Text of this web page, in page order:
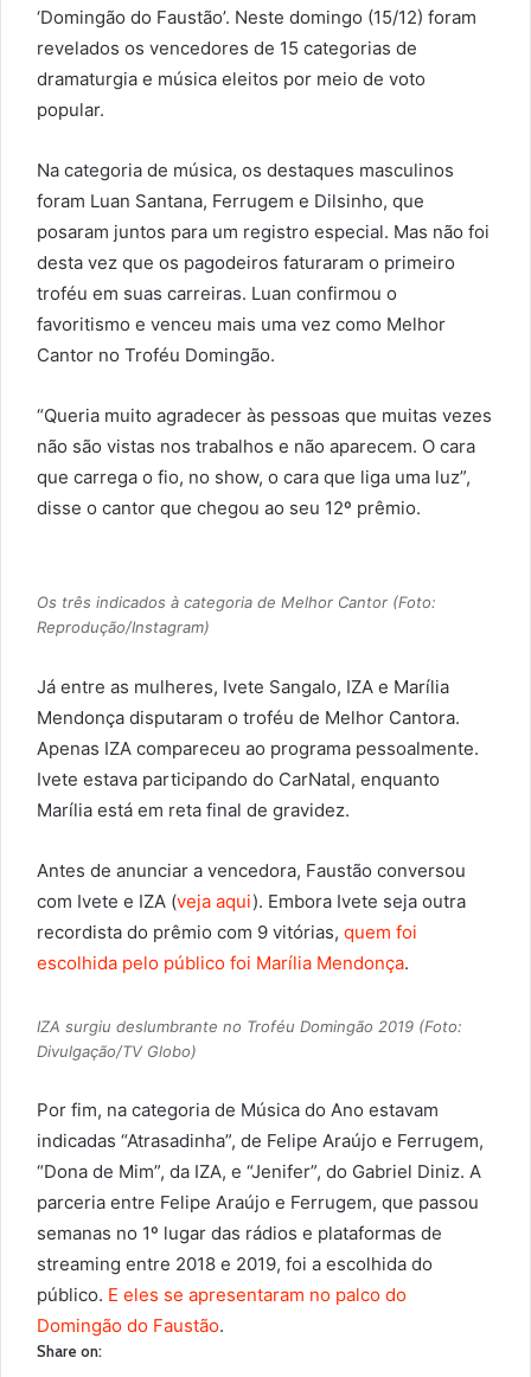
‘Domingão do Faustão’. Neste domingo (15/12) foram
revelados os vencedores de 15 categorias de
dramaturgia e música eleitos por meio de voto
popular.
Na categoria de música, os destaques masculinos
foram Luan Santana, Ferrugem e Dilsinho, que
posaram juntos para um registro especial. Mas não foi
desta vez que os pagodeiros faturaram o primeiro
troféu em suas carreiras. Luan confirmou o
favoritismo e venceu mais uma vez como Melhor
Cantor no Troféu Domingão.
“Queria muito agradecer às pessoas que muitas vezes
não são vistas nos trabalhos e não aparecem. O cara
que carrega o fio, no show, o cara que liga uma luz”,
disse o cantor que chegou ao seu 12º prêmio.
Os três indicados à categoria de Melhor Cantor (Foto:
Reprodução/Instagram)
Já entre as mulheres, Ivete Sangalo, IZA e Marília
Mendonça disputaram o troféu de Melhor Cantora.
Apenas IZA compareceu ao programa pessoalmente.
Ivete estava participando do CarNatal, enquanto
Marília está em reta final de gravidez.
Antes de anunciar a vencedora, Faustão conversou
com Ivete e IZA (veja aqui). Embora Ivete seja outra
recordista do prêmio com 9 vitórias, quem foi
escolhida pelo público foi Marília Mendonça.
IZA surgiu deslumbrante no Troféu Domingão 2019 (Foto:
Divulgação/TV Globo)
Por fim, na categoria de Música do Ano estavam
indicadas “Atrasadinha”, de Felipe Araújo e Ferrugem,
“Dona de Mim”, da IZA, e “Jenifer”, do Gabriel Diniz. A
parceria entre Felipe Araújo e Ferrugem, que passou
semanas no 1º lugar das rádios e plataformas de
streaming entre 2018 e 2019, foi a escolhida do
público. E eles se apresentaram no palco do
Domingão do Faustão.
Share on: